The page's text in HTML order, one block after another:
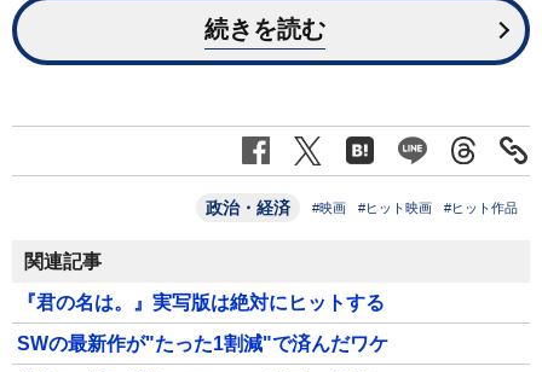
続きを読む
政治・経済 #映画 #ヒット映画 #ヒット作品
関連記事
『君の名は。』実写版は絶対にヒットする
SWの最新作が"たった1割減"で済んだワケ